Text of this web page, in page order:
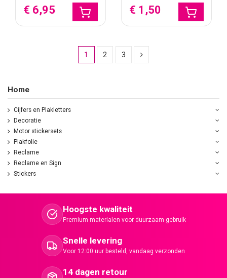
€ 6,95 € 1,50
1 2 3
Home
Cijfers en Plakletters
Decoratie
Motor stickersets
Plakfolie
Reclame
Reclame en Sign
Stickers
Hoogste kwaliteit
Premium materialen voor duurzaam gebruik
Snelle levering
Voor 12:00 uur besteld, vandaag verzonden
14 dagen retour